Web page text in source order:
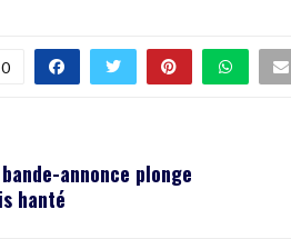
0
annonce plonge
hanté